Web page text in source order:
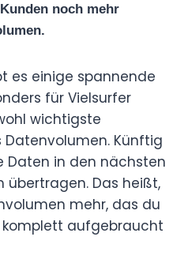
noch mehr
es einige spannende
für Vielsurfer
wichtigste
Künftig
Daten in den nächsten
übertragen. Das heißt,
mehr, das du
aufgebraucht